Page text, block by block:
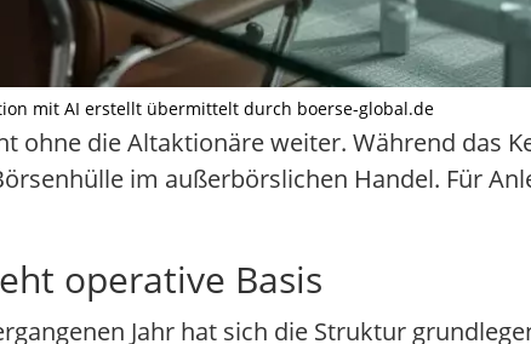
mit AI erstellt übermittelt durch boerse-global.de
ohne die Altaktionäre weiter. Während das
im außerbörslichen Handel. Für
operative Basis
Jahr hat sich die Struktur